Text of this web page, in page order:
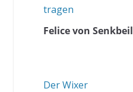
tragen
Felice von Senkbeil
Der Wixer